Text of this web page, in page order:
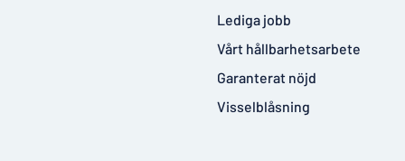
Lediga jobb
Vårt hållbarhetsarbete
Garanterat nöjd
Visselblåsning